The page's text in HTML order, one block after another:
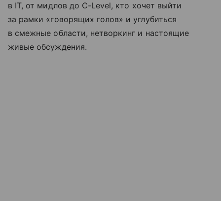
в IT, от мидлов до C-Level, кто хочет выйти
за рамки «говорящих голов» и углубиться
в смежные области, нетворкинг и настоящие
живые обсуждения.